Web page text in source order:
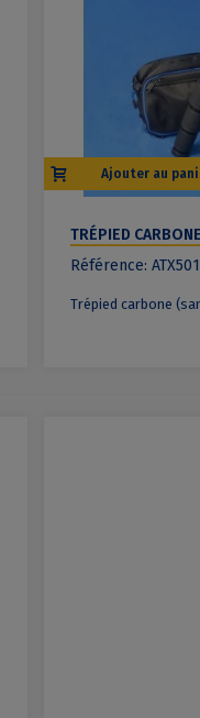
Ajouter au
TRÉPIED
Référence:
Trépied carbone